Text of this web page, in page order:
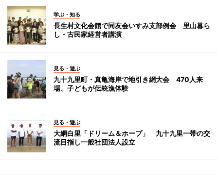
学ぶ・知る
長生村文化会館で同友会いすみ支部例会 里山暮ら
し・古民家経営者講演
見る・遊ぶ
九十九里町・真亀海岸で地引き網大会 470人来
場、子どもが伝統漁体験
見る・遊ぶ
大網白里「ドリーム＆ホープ」 九十九里一帯の交
流目指し一般社団法人設立